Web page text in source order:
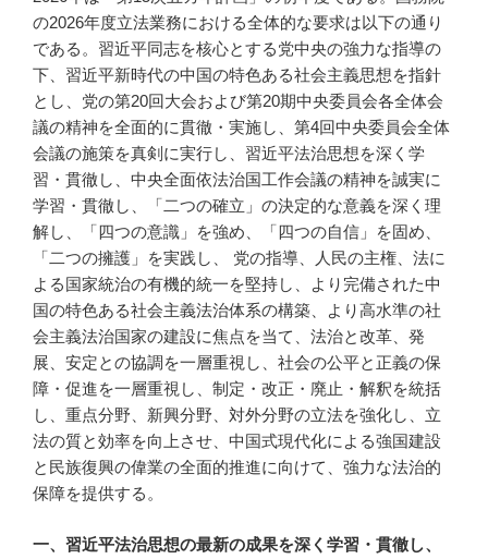
の2026年度立法業務における全体的な要求は以下の通り
である。習近平同志を核心とする党中央の強力な指導の
下、習近平新時代の中国の特色ある社会主義思想を指針
とし、党の第20回大会および第20期中央委員会各全体会
議の精神を全面的に貫徹・実施し、第4回中央委員会全体
会議の施策を真剣に実行し、習近平法治思想を深く学
習・貫徹し、中央全面依法治国工作会議の精神を誠実に
学習・貫徹し、「二つの確立」の決定的な意義を深く理
解し、「四つの意識」を強め、「四つの自信」を固め、
「二つの擁護」を実践し、 党の指導、人民の主権、法に
よる国家統治の有機的統一を堅持し、より完備された中
国の特色ある社会主義法治体系の構築、より高水準の社
会主義法治国家の建設に焦点を当て、法治と改革、発
展、安定との協調を一層重視し、社会の公平と正義の保
障・促進を一層重視し、制定・改正・廃止・解釈を統括
し、重点分野、新興分野、対外分野の立法を強化し、立
法の質と効率を向上させ、中国式現代化による強国建設
と民族復興の偉業の全面的推進に向けて、強力な法治的
保障を提供する。
一、習近平法治思想の最新の成果を深く学習・貫徹し、